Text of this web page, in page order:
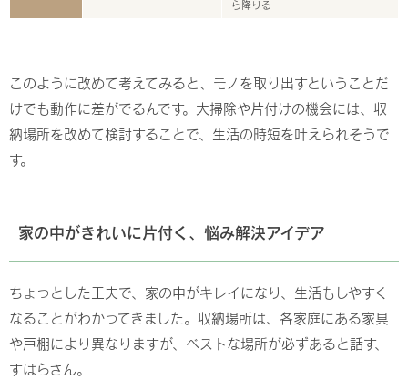
ら降りる
このように改めて考えてみると、モノを取り出すということだ
けでも動作に差がでるんです。大掃除や片付けの機会には、収
納場所を改めて検討することで、生活の時短を叶えられそうで
す。
家の中がきれいに片付く、悩み解決アイデア
ちょっとした工夫で、家の中がキレイになり、生活もしやすく
なることがわかってきました。収納場所は、各家庭にある家具
や戸棚により異なりますが、ベストな場所が必ずあると話す、
すはらさん。